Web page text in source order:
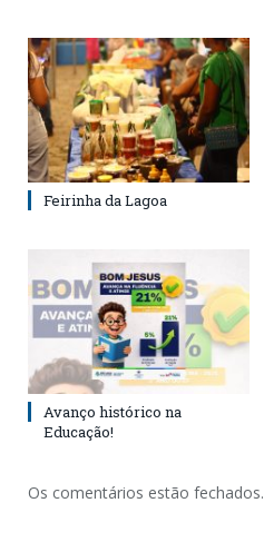
Feirinha da Lagoa
Avanço histórico na
Educação!
Os comentários estão fechados.